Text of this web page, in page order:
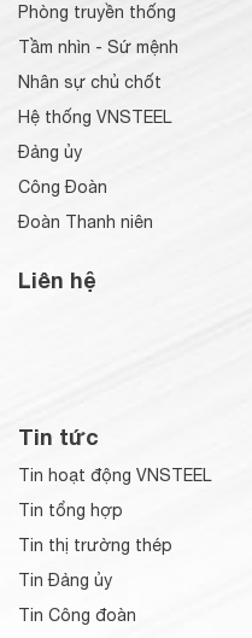
Phòng truyền thống
Tầm nhìn - Sứ mệnh
Nhân sự chủ chốt
Hệ thống VNSTEEL
Đảng ủy
Công Đoàn
Đoàn Thanh niên
Liên hệ
Tin tức
Tin hoạt động VNSTEEL
Tin tổng hợp
Tin thị trường thép
Tin Đảng ủy
Tin Công đoàn